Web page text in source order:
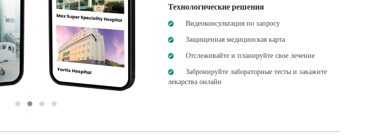
Технологические решения
Видеоконсультация по запросу
Защищенная медицинская карта
Отслеживайте и планируйте свое лечение
Забронируйте лабораторные тесты и закажите
лекарства онлайн